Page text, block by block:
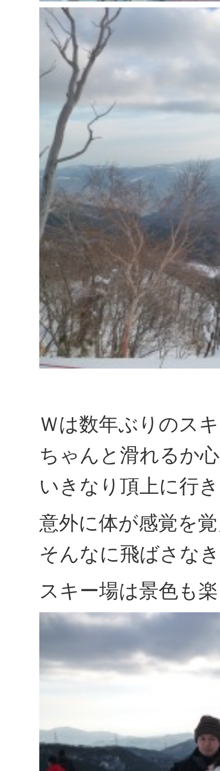
Ｗは数年ぶりのス
ちゃんと滑れるか
いきなり頂上に行
意外に体が感覚を
そんなに飛ばさな
スキー場は景色も